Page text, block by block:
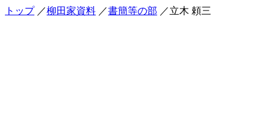
トップ ／柳田家資料 ／書簡等の部 ／立木 頼三